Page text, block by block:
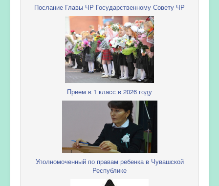
Послание Главы ЧР Государственному Совету ЧР
Прием в 1 класс в 2026 году
Уполномоченный по правам ребенка в Чувашской
Республике